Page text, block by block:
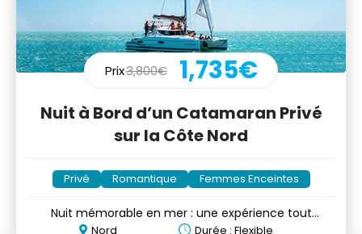
Prix3,800€ 1,735€
Nuit à Bord d’un Catamaran Privé
sur la Côte Nord
Privé Romantique Femmes Enceintes
Nuit mémorable en mer : une expérience tout
compris!
Nord Durée : Flexible